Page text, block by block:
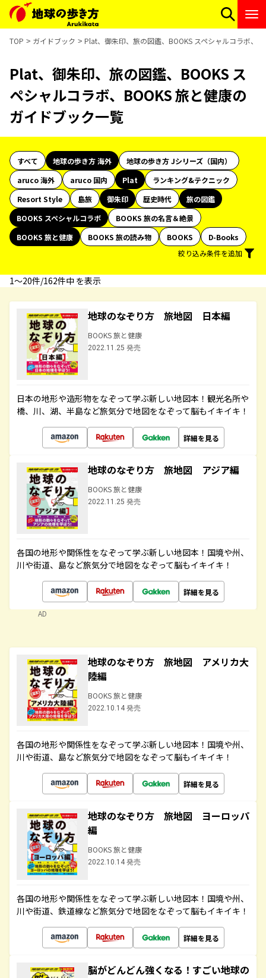
TOP ガイドブック Plat、御朱印、旅の図鑑、BOOKS スペシャルコラボ、
Plat、御朱印、旅の図鑑、BOOKS ス
ペシャルコラボ、BOOKS 旅と健康の
ガイドブック一覧
すべて 地球の歩き方 海外
地球の歩き方 Jシリーズ（国内）
aruco 海外
aruco 国内 Plat
ランキング&テクニック
Resort Style
島旅 御朱印 歴史時代
旅の図鑑
BOOKS スペシャルコラボ
BOOKS 旅の名言＆絶景
BOOKS 旅と健康
BOOKS 旅の読み物 BOOKS
D-Books
絞り込み条件を追加
1〜20件/162件中 を表示
地球のなぞり方 旅地図 日本編
BOOKS 旅と健康
2022.11.25 発売
日本の地形や造形物をなぞって学ぶ新しい地図本！観光名所や
橋、川、湖、半島など旅気分で地図をなぞって脳もイキイキ！
詳細を見る
地球のなぞり方 旅地図 アジア編
BOOKS 旅と健康
2022.11.25 発売
各国の地形や関係性をなぞって学ぶ新しい地図本！国境や州、
川や街道、島など旅気分で地図をなぞって脳もイキイキ！
詳細を見る
AD
地球のなぞり方 旅地図 アメリカ大
陸編
BOOKS 旅と健康
2022.10.14 発売
各国の地形や関係性をなぞって学ぶ新しい地図本！国境や州、
川や街道、島など旅気分で地図をなぞって脳もイキイキ！
詳細を見る
地球のなぞり方 旅地図 ヨーロッパ
編
BOOKS 旅と健康
2022.10.14 発売
各国の地形や関係性をなぞって学ぶ新しい地図本！国境や州、
川や街道、鉄道線など旅気分で地図をなぞって脳もイキイキ！
詳細を見る
脳がどんどん強くなる！すごい地球の